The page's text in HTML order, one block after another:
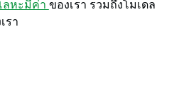
ลหะมีค่า ของเรา รวมถึงโมเดล
รา